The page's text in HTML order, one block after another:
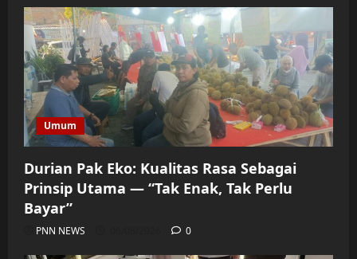
Umum
Durian Pak Eko: Kualitas Rasa Sebagai
Prinsip Utama — “Tak Enak, Tak Perlu
Bayar”
PNN NEWS 0